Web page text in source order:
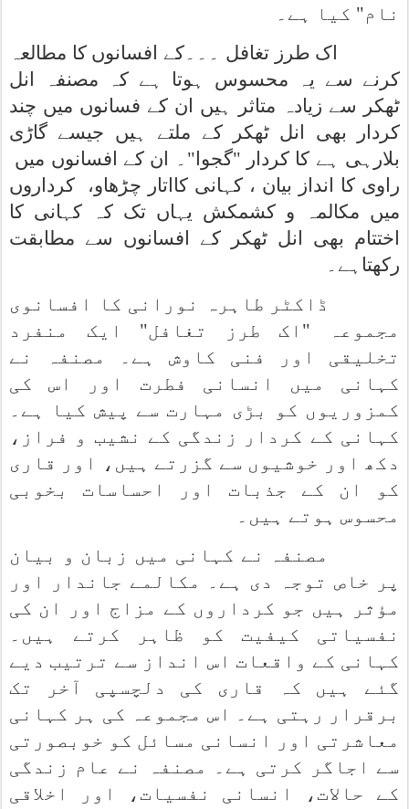
نام" کیا ہے۔
اک طرز تغافل ۔۔۔کے افسانوں کا مطالعہ
کرنے سے یہ محسوس ہوتا ہے کہ مصنفہ انل
ٹھکر سے زیادہ متاثر ہیں ان کے فسانوں میں چند
کردار بھی انل ٹھکر کے ملتے ہیں جیسے گاڑی
بلارہی ہے کا کردار "گجوا"۔ ان کے افسانوں میں
راوی کا انداز بیان ، کہانی کااتار چڑھاو،
کرداروں
میں مکالمہ و کشمکش یہاں تک کہ کہانی کا
اختتام بھی انل ٹھکر کے افسانوں سے مطابقت
رکھتاہے۔
ڈاکٹر طاہرہ نورانی کا افسانوی
مجموعہ "اک طرز تغافل" ایک منفرد
تخلیقی اور فنی کاوش ہے۔ مصنفہ نے
کہانی میں انسانی فطرت اور اس کی
کمزوریوں کو بڑی مہارت سے پیش کیا ہے۔
کہانی کے کردار زندگی کے نشیب و فراز،
دکھ اور خوشیوں سے گزرتے ہیں، اور قاری
کو ان کے جذبات اور احساسات بخوبی
محسوس ہوتے ہیں۔
مصنفہ نے کہانی میں زبان و بیان
پر خاص توجہ دی ہے۔ مکالمے جاندار اور
مؤثر ہیں جو کرداروں کے مزاج اور ان کی
نفسیاتی کیفیت کو ظاہر کرتے ہیں۔
کہانی کے واقعات اس انداز سے ترتیب دیے
گئے ہیں کہ قاری کی دلچسپی آخر تک
برقرار رہتی ہے۔ اس مجموعہ کی ہر کہانی
معاشرتی اور انسانی مسائل کو خوبصورتی
سے اجاگر کرتی ہے۔ مصنفہ نے عام زندگی
کے حالات، انسانی نفسیات، اور اخلاقی